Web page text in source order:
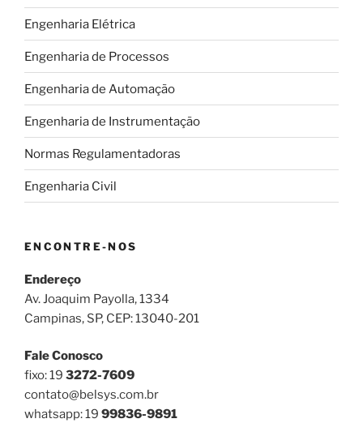
Engenharia Elétrica
Engenharia de Processos
Engenharia de Automação
Engenharia de Instrumentação
Normas Regulamentadoras
Engenharia Civil
ENCONTRE-NOS
Endereço
Av. Joaquim Payolla, 1334
Campinas, SP, CEP: 13040-201
Fale Conosco
fixo: 19 3272-7609
contato@belsys.com.br
whatsapp: 19 99836-9891